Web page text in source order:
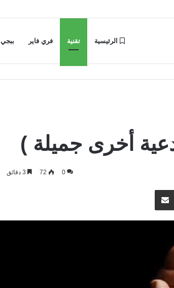
الرئيسية تقنية فري فاير ببجي
أخرى جميلة )
0
72
مشاركة عبر البريد